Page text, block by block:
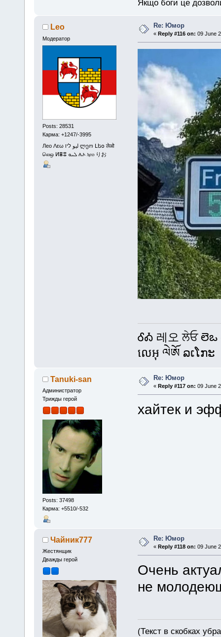
Якщо боги це
Leo
Модератор
Posts: 28531
Карма: +1247/-3995
Лео Λεω ليو ליו ლეო Լեօ लेओ
லெஒ ⵍⴻⵓ ܠܝܘ ሌኦ ⲗⲉⲟ りお
Re: Юмор
« Reply #116 on: 09 June
ᎴᎣ 레오 ਲੇਓ
លេអុ ལེཨོ ລເໂກະ
Tanuki-san
Администратор
Трижды герой
Posts: 37498
Карма: +5510/-532
Re: Юмор
«Reply #117 on: 09 June
хайтек и
Чайник777
Жестянщик
Дважды герой
Re: Юмор
«Reply #118 on: 09 June
Очень
не
(Текст в скобках